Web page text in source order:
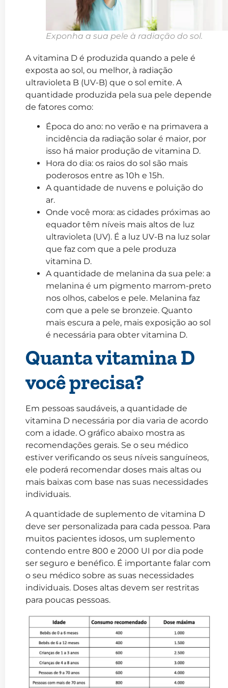
Exponha a sua pele à radiação do sol.
A vitamina D é produzida quando a pele é
exposta ao sol, ou melhor, à radiação
ultravioleta B (UV-B) que o sol emite. A
quantidade produzida pela sua pele depende
de fatores como:
Época do ano: no verão e na primavera a
incidência da radiação solar é maior, por
isso há maior produção de vitamina D.
Hora do dia: os raios do sol são mais
poderosos entre as 10h e 15h.
A quantidade de nuvens e poluição do
ar.
Onde você mora: as cidades próximas ao
equador têm níveis mais altos de luz
ultravioleta (UV). É a luz UV-B na luz solar
que faz com que a pele produza
vitamina D.
A quantidade de melanina da sua pele: a
melanina é um pigmento marrom-preto
nos olhos, cabelos e pele. Melanina faz
com que a pele se bronzeie. Quanto
mais escura a pele, mais exposição ao sol
é necessária para obter vitamina D.
Quanta vitamina D
você precisa?
Em pessoas saudáveis, a quantidade de
vitamina D necessária por dia varia de acordo
com a idade. O gráfico abaixo mostra as
recomendações gerais. Se o seu médico
estiver verificando os seus níveis sanguíneos,
ele poderá recomendar doses mais altas ou
mais baixas com base nas suas necessidades
individuais.
A quantidade de suplemento de vitamina D
deve ser personalizada para cada pessoa. Para
muitos pacientes idosos, um suplemento
contendo entre 800 e 2000 UI por dia pode
ser seguro e benéfico. É importante falar com
o seu médico sobre as suas necessidades
individuais. Doses altas devem ser restritas
para poucas pessoas.